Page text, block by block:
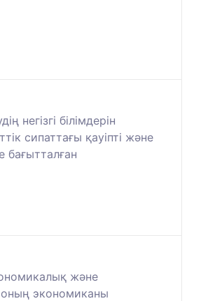
негізгі білімдерін
сипаттағы қауіпті және
бағытталған
және
оның экономиканы